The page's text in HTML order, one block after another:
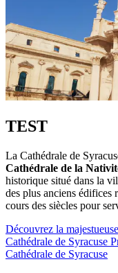
TEST
La Cathédrale de
Cathédrale de la
historique situé dans la
des plus anciens édifices
cours des siècles pour
Découvrez la
Cathédrale de Syracuse
Cathédrale de Syracuse